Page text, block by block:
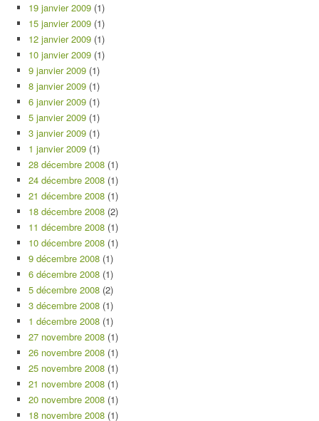
19 janvier 2009 (1)
15 janvier 2009 (1)
12 janvier 2009 (1)
10 janvier 2009 (1)
9 janvier 2009 (1)
8 janvier 2009 (1)
6 janvier 2009 (1)
5 janvier 2009 (1)
3 janvier 2009 (1)
1 janvier 2009 (1)
28 décembre 2008 (1)
24 décembre 2008 (1)
21 décembre 2008 (1)
18 décembre 2008 (2)
11 décembre 2008 (1)
10 décembre 2008 (1)
9 décembre 2008 (1)
6 décembre 2008 (1)
5 décembre 2008 (2)
3 décembre 2008 (1)
1 décembre 2008 (1)
27 novembre 2008 (1)
26 novembre 2008 (1)
25 novembre 2008 (1)
21 novembre 2008 (1)
20 novembre 2008 (1)
18 novembre 2008 (1)